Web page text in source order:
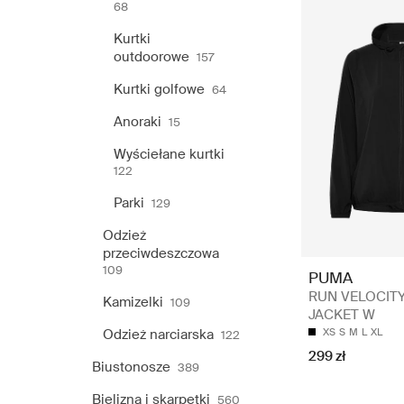
68
Kurtki
outdoorowe 157
Kurtki golfowe 64
Anoraki 15
Wyściełane kurtki
122
Parki 129
Odzież
przeciwdeszczowa
109
Kamizelki 109
Odzież narciarska 122
Biustonosze 389
Bielizna i skarpetki 560
PUMA
RUN
JACKET W
XS S M L XL
299 zł